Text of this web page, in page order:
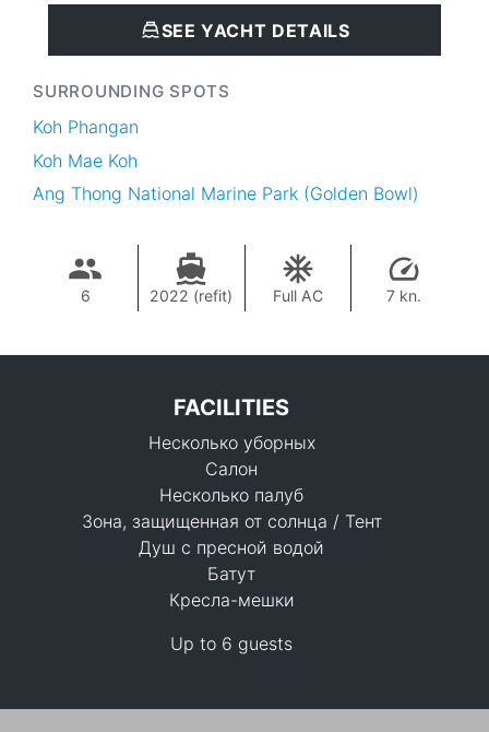
SEE YACHT DETAILS
SURROUNDING SPOTS
Koh Phangan
Koh Mae Koh
Ang Thong National Marine Park (Golden Bowl)
6 2022 (refit) Full AC 7 kn.
235,400 THB
FACILITIES
Несколько уборных
Салон
Несколько палуб
Зона, защищенная от солнца / Тент
Душ с пресной водой
Батут
Кресла-мешки
Up to 6 guests